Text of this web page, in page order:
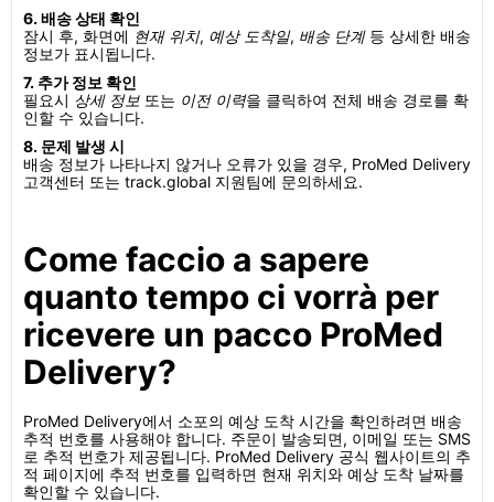
6. 배송 상태 확인
잠시 후, 화면에 현재 위치, 예상 도착일, 배송 단계등 상세한 배송
정보가 표시됩니다.
7. 추가 정보 확인
필요시 상세 정보 또는 이전 이력을 클릭하여 전체 배송 경로를 확
인할 수 있습니다.
8. 문제 발생 시
배송 정보가 나타나지 않거나 오류가 있을 경우, ProMed Delivery
고객센터 또는 track.global 지원팀에 문의하세요.
Come faccio a sapere
quanto tempo ci vorrà per
ricevere un pacco ProMed
Delivery?
ProMed Delivery에서 소포의 예상 도착 시간을 확인하려면 배송
추적 번호를 사용해야 합니다. 주문이 발송되면, 이메일 또는 SMS
로 추적 번호가 제공됩니다. ProMed Delivery 공식 웹사이트의 추
적 페이지에 추적 번호를 입력하면 현재 위치와 예상 도착 날짜를
확인할 수 있습니다.